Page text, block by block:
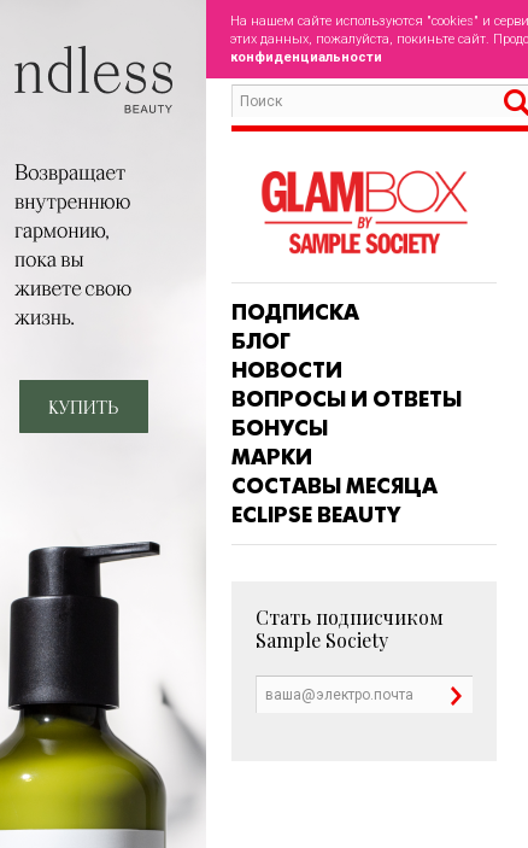
На нашем сайте используются "cookies" и
этих данных, пожалуйста, покиньте сайт.
конфиденциальности
ПОДПИСКА
БЛОГ
НОВОСТИ
ВОПРОСЫ И ОТВЕТЫ
БОНУСЫ
МАРКИ
СОСТАВЫ МЕСЯЦА
ECLIPSE BEAUTY
Стать подписчиком
Sample Society